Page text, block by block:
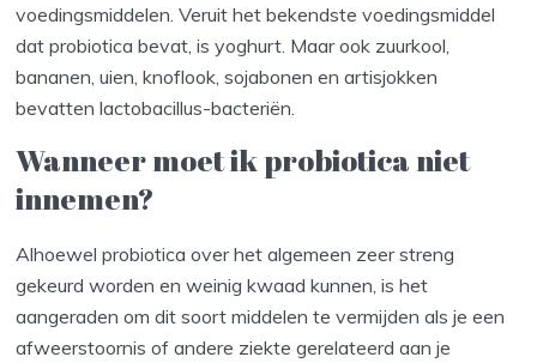
voedingsmiddelen. Veruit het bekendste voedingsmiddel
dat probiotica bevat, is yoghurt. Maar ook zuurkool,
bananen, uien, knoflook, sojabonen en artisjokken
bevatten lactobacillus-bacteriën.
Wanneer moet ik probiotica niet
innemen?
Alhoewel probiotica over het algemeen zeer streng
gekeurd worden en weinig kwaad kunnen, is het
aangeraden om dit soort middelen te vermijden als je een
afweerstoornis of andere ziekte gerelateerd aan je